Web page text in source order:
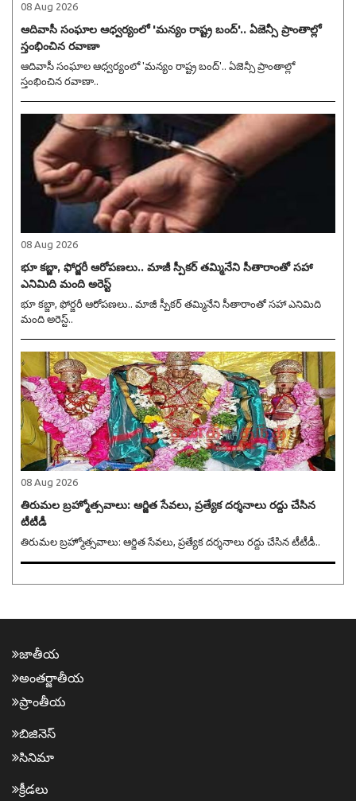
08 Aug 2026
ఆదివాసీ సంఘాల ఆధ్వర్యంలో 'మన్యం రాష్ట్ర బంద్'.. ఏజెన్సీ ప్రాంతాల్లో
స్తంభించిన రవాణా
ఆదివాసీ సంఘాల ఆధ్వర్యంలో 'మన్యం రాష్ట్ర బంద్'.. ఏజెన్సీ ప్రాంతాల్లో
స్తంభించిన రవాణా..
08 Aug 2026
భూ కబ్జా, ఫోర్జరీ ఆరోపణలు.. మాజీ స్పీకర్ తమ్మినేని సీతారాంతో సహా
ఎనిమిది మంది అరెస్ట్
భూ కబ్జా, ఫోర్జరీ ఆరోపణలు.. మాజీ స్పీకర్ తమ్మినేని సీతారాంతో సహా ఎనిమిది
మంది అరెస్ట్..
08 Aug 2026
తిరుమల బ్రహ్మోత్సవాలు: ఆర్జిత సేవలు, ప్రత్యేక దర్శనాలు రద్దు చేసిన
టీటీడీ
తిరుమల బ్రహ్మోత్సవాలు: ఆర్జిత సేవలు, ప్రత్యేక దర్శనాలు రద్దు చేసిన టీటీడీ..
జాతీయ
అంత‌ర్జాతీయ
ప్రాంతీయ‌
బిజినెస్
సినిమా
క్రీడ‌లు